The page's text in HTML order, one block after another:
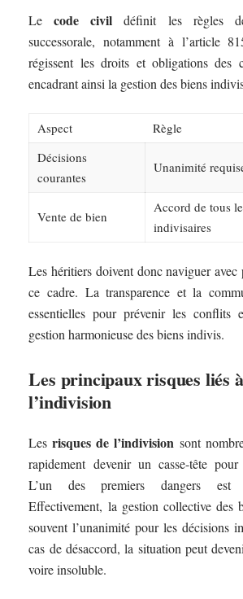
Lecode civil définit les règles
successorale, notamment à l’article
régissent les droits et obligations des
encadrant ainsi la gestion des biens
Aspect
Règle
Décisions
courantes
Unanimité
Vente de bien
Accord de tous
indivisaires
Les héritiers doivent donc naviguer avec
ce cadre. La transparence et la
essentielles pour prévenir les conflits
gestion harmonieuse des biens indivis.
Les principaux risques liés à
l’indivision
Lesrisques de l’indivision sont
rapidement devenir un casse-tête
L’un des premiers dangers
Effectivement, la gestion collective des
souvent l’unanimité pour les décisions
cas de désaccord, la situation peut
voire insoluble.